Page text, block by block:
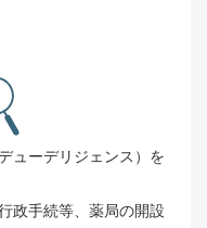
ューデリジェンス）を
政手続等、薬局の開設